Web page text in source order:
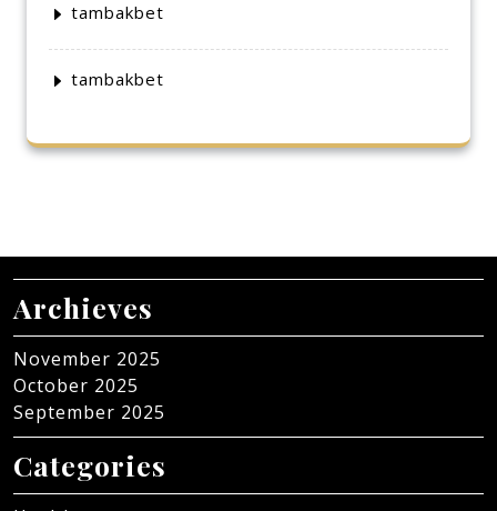
tambakbet
tambakbet
Archieves
November 2025
October 2025
September 2025
Categories